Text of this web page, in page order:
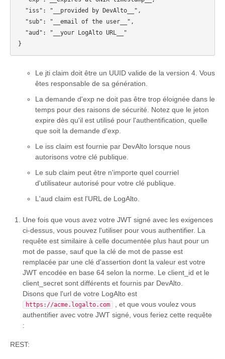
Le jti claim doit être un UUID valide de la version 4. Vous
êtes responsable de sa génération.
La demande d'exp ne doit pas être trop éloignée dans le
temps pour des raisons de sécurité. Notez que le jeton
expire dès qu'il est utilisé pour l'authentification, quelle
que soit la demande d'exp.
Le iss claim est fournie par DevAlto lorsque nous
autorisons votre clé publique.
Le sub claim peut être n'importe quel courriel
d'utilisateur autorisé pour votre clé publique.
L'aud claim est l'URL de LogAlto.
Une fois que vous avez votre JWT signé avec les exigences
ci-dessus, vous pouvez l'utiliser pour vous authentifier. La
requête est similaire à celle documentée plus haut pour un
mot de passe, sauf que la clé de mot de passe est
remplacée par une clé d'assertion dont la valeur est votre
JWT encodée en base 64 selon la norme. Le client_id et le
client_secret sont différents et fournis par DevAlto.
Disons que l'url de votre LogAlto est
https://acme.logalto.com
, et que vous voulez vous
authentifier avec votre JWT signé, vous feriez cette requête
:
REST: